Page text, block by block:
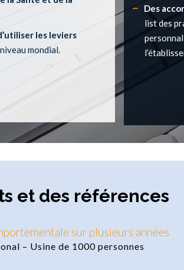
les leviers
mondial.
Des
list des
et des références
sur plusieurs années
– Usine de 1000 personnes